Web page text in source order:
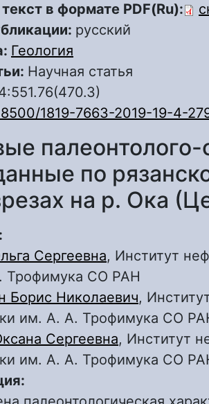
в формате PDF(Ru):
русский
Геология
Научная статья
1819-7663-2019-19-4-
по
на р. Ока
Сергеевна, Институт
Трофимука СО РАН
Борис Николаевич,
им. А. А. Трофимука СО
Сергеевна, Институт
им. А. А. Трофимука СО